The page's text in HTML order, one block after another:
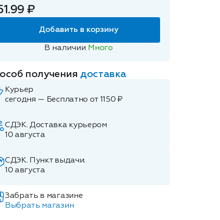
₽
Добавить в корзину
В наличии Много
получения доставка
Курьер
сегодня — Бесплатно от 1150 ₽
СДЭК. Доставка курьером
10 августа
СДЭК. Пункт выдачи.
10 августа
Забрать в магазине
Выбрать магазин